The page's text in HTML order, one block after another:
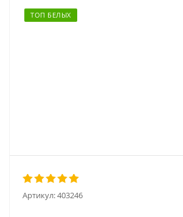
ТОП БЕЛЫХ
Артикул:403246